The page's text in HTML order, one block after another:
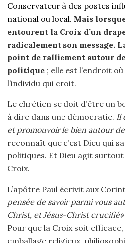
Conservateur à des postes
national ou local. Mais
entourent la Croix d’un
radicalement son message.
point de ralliement autour
politique ; elle est l’endroit
l’individu qui croit.
Le chrétien se doit d’être un
à dire dans une démocratie. Il
et promouvoir le bien autour
reconnaît que c’est Dieu qui
politiques. Et Dieu agit surtout
Croix.
L’apôtre Paul écrivit aux
pensée de savoir parmi vous
Christ, et Jésus-Christ crucifié»
Pour que la Croix soit
emballage religieux,